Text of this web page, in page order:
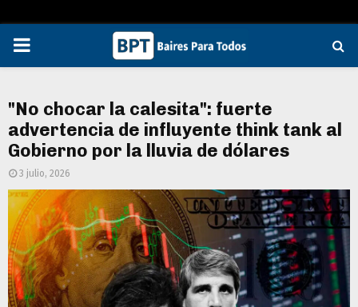
PRIMARY
"No chocar la calesita": fuerte
advertencia de influyente think tank al
Gobierno por la lluvia de dólares
3 julio, 2026